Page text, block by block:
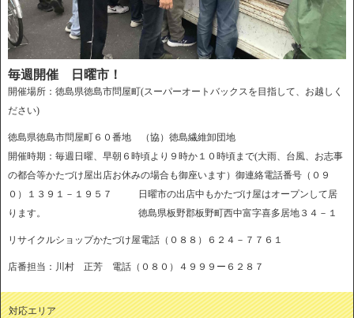
毎週開催 日曜市！
開催場所：徳島県徳島市問屋町(スーパーオートバックスを目指して、お越しく
ださい)
徳島県徳島市問屋町６０番地 （協）徳島繊維卸団地
開催時期：毎週日曜、早朝６時頃より９時か１０時頃まで(大雨、台風、お志事
の都合等かたづけ屋出店お休みの場合も御座います）御連絡電話番号（０９
０）１３９１－１９５７ 日曜市の出店中もかたづけ屋はオープンして居
ります。 徳島県板野郡板野町西中富字喜多居地３４－１
リサイクルショップかたづけ屋電話（０８８）６２４－７７６１
店番担当：川村 正芳 電話（０８０）４９９９ー６２８７
対応エリア